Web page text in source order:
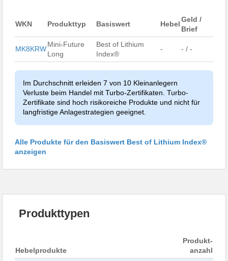
WKN Produkttyp Basiswert Hebel
Geld /
Brief
MK8KRW
Mini-Future
Long
Best of Lithium
Index®
- - / -
Im Durchschnitt erleiden 7 von 10 Kleinanlegern
Verluste beim Handel mit Turbo-Zertifikaten. Turbo-
Zertifikate sind hoch risikoreiche Produkte und nicht für
langfristige Anlagestrategien geeignet.
Alle Produkte für den Basiswert Best of Lithium Index®
anzeigen
Produkttypen
Hebelprodukte
Produkt-
anzahl